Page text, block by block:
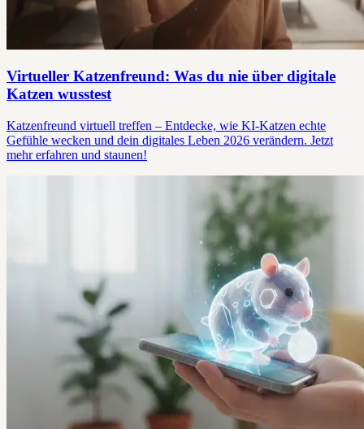
Virtueller Katzenfreund: Was du nie über digitale
Katzen wusstest
Katzenfreund virtuell treffen – Entdecke, wie KI-Katzen echte
Gefühle wecken und dein digitales Leben 2026 verändern. Jetzt
mehr erfahren und staunen!